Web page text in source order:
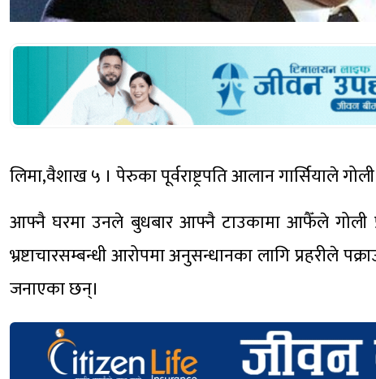
लिमा,वैशाख ५ । पेरुका पूर्वराष्ट्रपति आलान गार्सियाले
आफ्नै घरमा उनले बुधबार आफ्नै टाउकामा आफैँले गोली
भ्रष्टाचारसम्बन्धी आरोपमा अनुसन्धानका लागि प्रहरीले
जनाएका छन्।